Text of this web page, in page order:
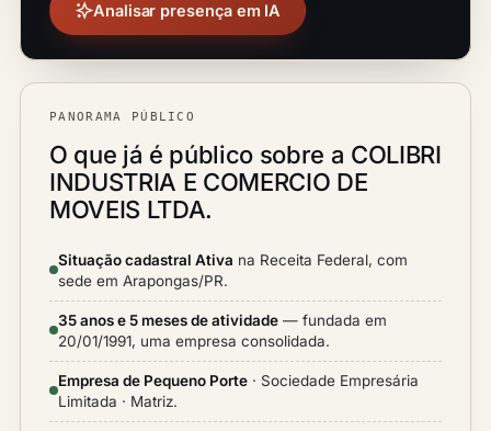
Analisar presença em IA
PANORAMA PÚBLICO
O que já é público sobre a COLIBRI
INDUSTRIA E COMERCIO DE
MOVEIS LTDA.
Situação cadastral Ativa na Receita Federal, com
sede em Arapongas/PR.
35 anos e 5 meses de atividade — fundada em
20/01/1991, uma empresa consolidada.
Empresa de Pequeno Porte · Sociedade Empresária
Limitada · Matriz.